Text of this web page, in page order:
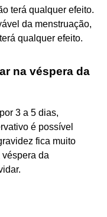
terá qualquer efeito.
da menstruação,
qualquer efeito.
na véspera da
3 a 5 dias,
é possível
fica muito
véspera da